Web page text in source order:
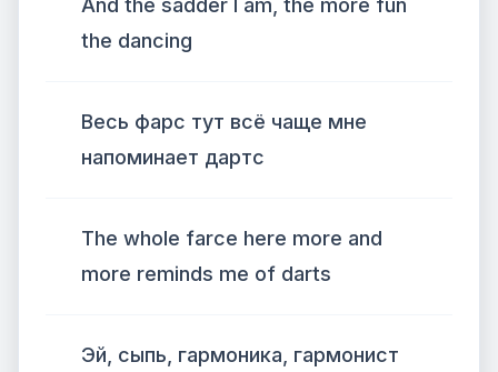
And the sadder I am, the more fun
the dancing
Весь фарс тут всё чаще мне
напоминает дартс
The whole farce here more and
more reminds me of darts
Эй, сыпь, гармоника, гармонист